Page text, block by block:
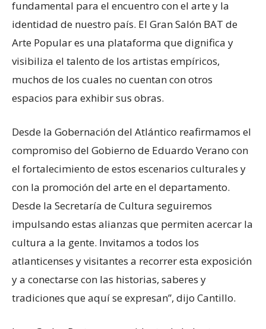
fundamental para el encuentro con el arte y la
identidad de nuestro país. El Gran Salón BAT de
Arte Popular es una plataforma que dignifica y
visibiliza el talento de los artistas empíricos,
muchos de los cuales no cuentan con otros
espacios para exhibir sus obras.
Desde la Gobernación del Atlántico reafirmamos el
compromiso del Gobierno de Eduardo Verano con
el fortalecimiento de estos escenarios culturales y
con la promoción del arte en el departamento.
Desde la Secretaría de Cultura seguiremos
impulsando estas alianzas que permiten acercar la
cultura a la gente. Invitamos a todos los
atlanticenses y visitantes a recorrer esta exposición
y a conectarse con las historias, saberes y
tradiciones que aquí se expresan”, dijo Cantillo.